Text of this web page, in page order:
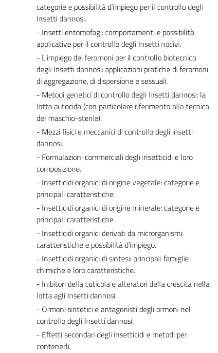
categorie e possibilità d'impiego per il controllo degli
Insetti dannosi.
- Insetti entomofagi: comportamenti e possibilità
applicative per il controllo degli Insetti nocivi.
- L'impiego dei feromoni per il controllo biotecnico
degli Insetti dannosi: applicazioni pratiche di feromoni
di aggregazione, di dispersione e sessuali.
- Metodi genetici di controllo degli Insetti dannosi: la
lotta autocida (con particolare riferimento alla tecnica
del maschio-sterile).
- Mezzi fisici e meccanici di controllo degli insetti
dannosi.
- Formulazioni commerciali degli insetticidi e loro
composizione.
- Insetticidi organici di origine vegetale: categorie e
principali caratteristiche.
- Insetticidi organici di origine minerale: categorie e
principali caratteristiche.
- Insetticidi organici derivati da microrganismi:
caratteristiche e possibilità d’impiego.
- Insetticidi organici di sintesi: principali famiglie
chimiche e loro caratteristiche.
- Inibitori della cuticola e alteratori della crescita nella
lotta agli Insetti dannosi.
- Ormoni sintetici e antagonisti degli ormoni nel
controllo degli Insetti dannosi.
- Effetti secondari degli insetticidi e metodi per
contenerli.